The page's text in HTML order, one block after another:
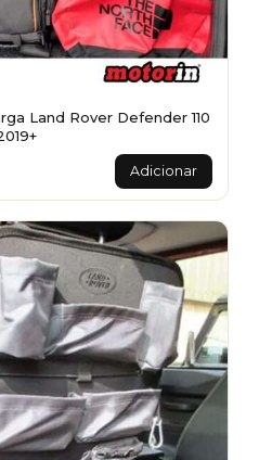
Land Rover Defender 110
Adicionar